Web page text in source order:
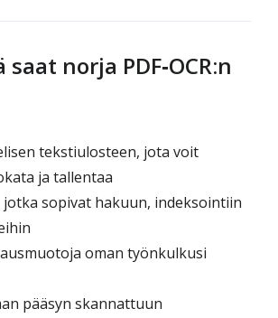
saat norja PDF‑OCR:n
tekstiulosteen, jota voit
ja tallentaa
sopivat hakuun, indeksointiin
oman työnkulkusi
pääsyn skannattuun